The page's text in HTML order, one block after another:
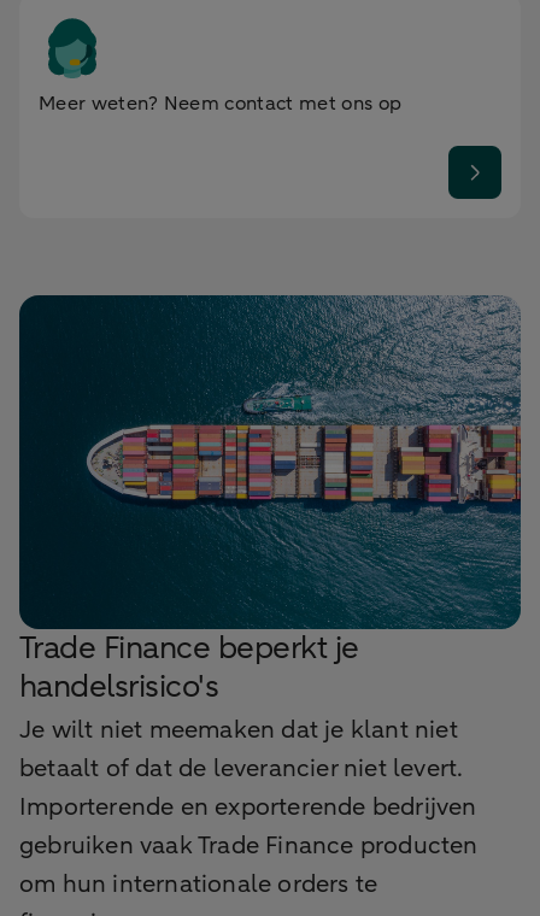
Meer weten? Neem contact met ons op
Trade Finance beperkt je
handelsrisico's
Je wilt niet meemaken dat je klant niet
betaalt of dat de leverancier niet levert.
Importerende en exporterende bedrijven
gebruiken vaak Trade Finance producten
om hun internationale orders te